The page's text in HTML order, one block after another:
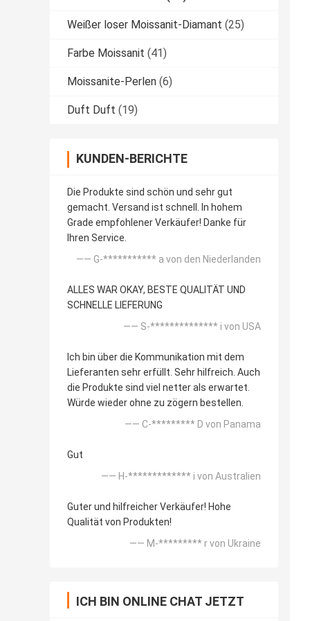
Weißer loser Moissanit-Diamant (25)
Farbe Moissanit (41)
Moissanite-Perlen (6)
Duft Duft (19)
KUNDEN-BERICHTE
Die Produkte sind schön und sehr gut
gemacht. Versand ist schnell. In hohem
Grade empfohlener Verkäufer! Danke für
Ihren Service.
—— G-*********** a von den Niederlanden
ALLES WAR OKAY, BESTE QUALITÄT UND
SCHNELLE LIEFERUNG
—— S-************** i von USA
Ich bin über die Kommunikation mit dem
Lieferanten sehr erfüllt. Sehr hilfreich. Auch
die Produkte sind viel netter als erwartet.
Würde wieder ohne zu zögern bestellen.
—— C-********* D von Panama
Gut
—— H-************* i von Australien
Guter und hilfreicher Verkäufer! Hohe
Qualität von Produkten!
—— M-********* r von Ukraine
ICH BIN ONLINE CHAT JETZT